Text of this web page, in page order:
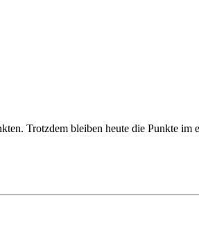
Trotzdem bleiben heute die Punkte